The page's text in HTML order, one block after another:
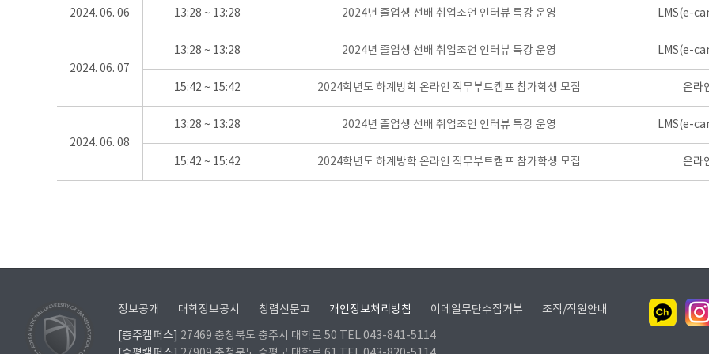
2024. 06. 06 13:28 ~ 13:28 2024년 졸업생 선배 취업조언 인터뷰 특강 운영 LMS(e-
2024. 06. 07
13:28 ~ 13:28 2024년 졸업생 선배 취업조언 인터뷰 특강 운영 LMS(e-
15:42 ~ 15:42 2024학년도 하계방학 온라인 직무부트캠프 참가학생 모집 온라
2024. 06. 08
13:28 ~ 13:28 2024년 졸업생 선배 취업조언 인터뷰 특강 운영 LMS(e-
15:42 ~ 15:42 2024학년도 하계방학 온라인 직무부트캠프 참가학생 모집 온라
정보공개 대학정보공시 청렴신문고 개인정보처리방침 이메일무단수집거부 조직/직원안내
[충주캠퍼스]
27469 충청북도 충주시 대학로 50 TEL.043-841-5114